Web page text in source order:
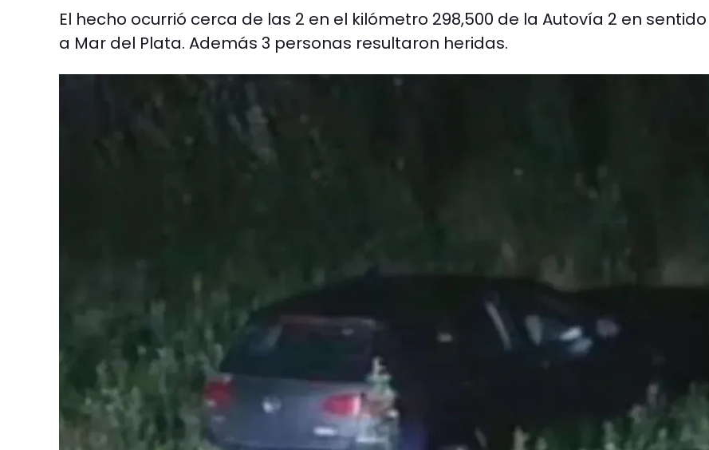
El hecho ocurrió cerca de las 2 en el kilómetro 298,500 de la Autovía 2 en sentido
a Mar del Plata. Además 3 personas resultaron heridas.